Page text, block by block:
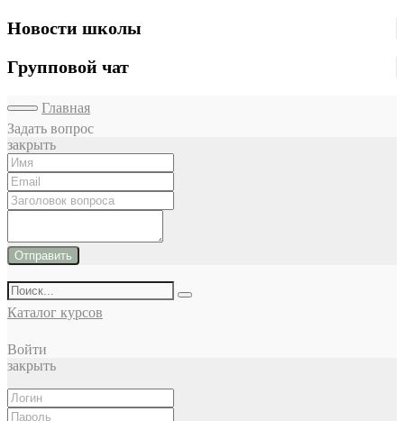
Новости школы
Групповой чат
Главная
Задать вопрос
закрыть
Отправить
Каталог курсов
Войти
закрыть